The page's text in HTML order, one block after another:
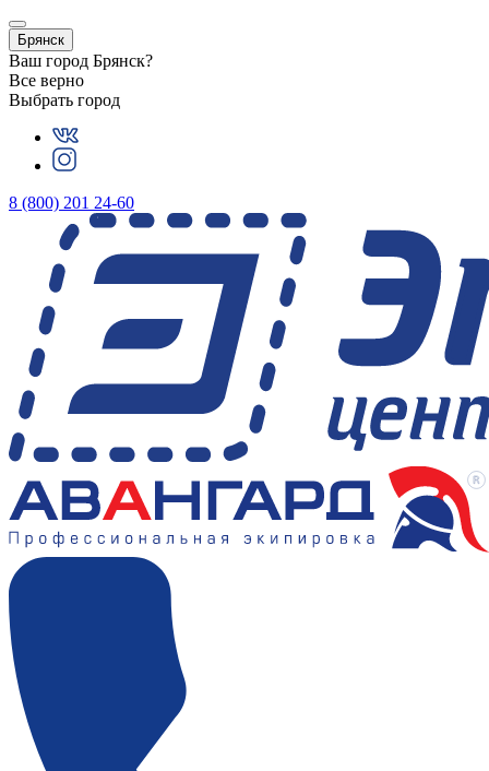
Брянск
Ваш город Брянск?
Все верно
Выбрать город
8 (800) 201 24-60